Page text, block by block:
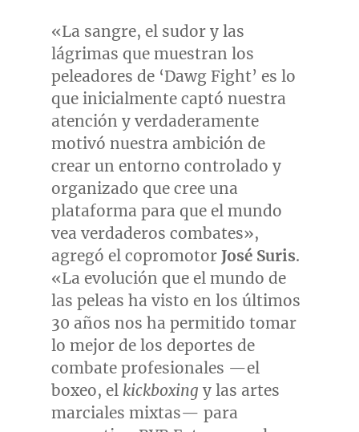
«La sangre, el sudor y las
lágrimas que muestran los
peleadores de ‘Dawg Fight’ es lo
que inicialmente captó nuestra
atención y verdaderamente
motivó nuestra ambición de
crear un entorno controlado y
organizado que cree una
plataforma para que el mundo
vea verdaderos combates»,
agregó el copromotor José Suris.
«La evolución que el mundo de
las peleas ha visto en los últimos
30 años nos ha permitido tomar
lo mejor de los deportes de
combate profesionales —el
boxeo, el kickboxing y las artes
marciales mixtas— para